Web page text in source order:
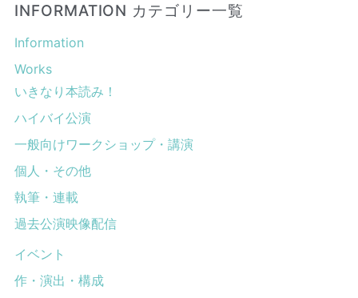
INFORMATION カテゴリー一覧
Information
Works
いきなり本読み！
ハイバイ公演
一般向けワークショップ・講演
個人・その他
執筆・連載
過去公演映像配信
イベント
作・演出・構成